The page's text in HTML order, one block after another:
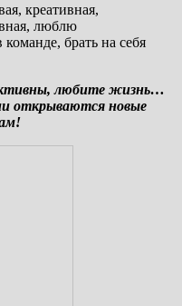
креативная,
люблю
брать на себя
любите жизнь…
открываются новые